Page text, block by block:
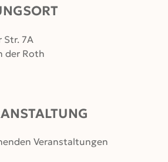
Str. 7A
der Roth
Veranstaltungen